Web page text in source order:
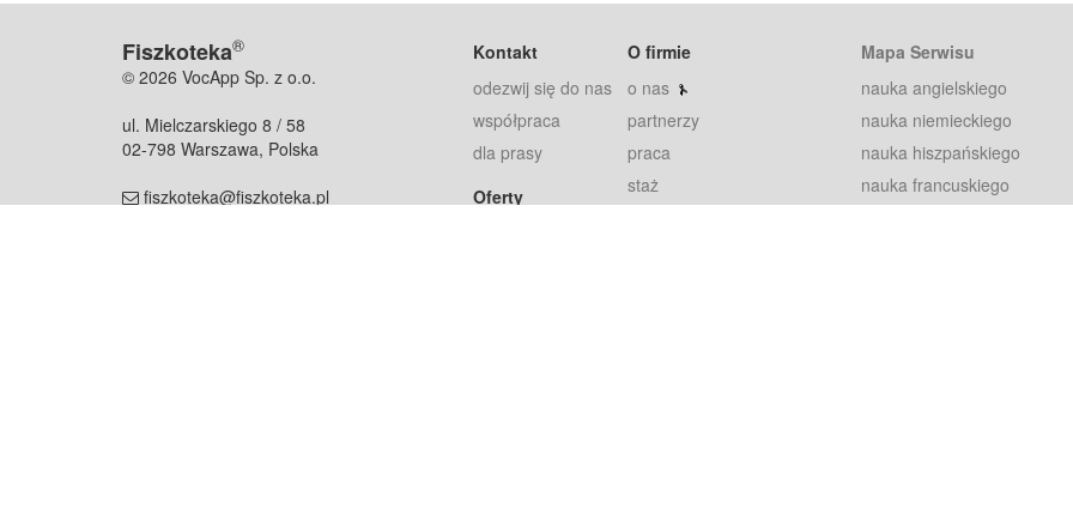
Fiszkoteka®
© 2026 VocApp Sp. z o.o.
ul. Mielczarskiego 8 / 58
02-798 Warszawa, Polska
fiszkoteka@fiszkoteka.pl
Kontakt
odezwij się do nas
współpraca
dla prasy
Oferty
O firmie
o nas
partnerzy
praca
staż
Mapa Serwisu
nauka angielskiego
nauka niemieckiego
nauka hiszpańskiego
nauka francuskiego